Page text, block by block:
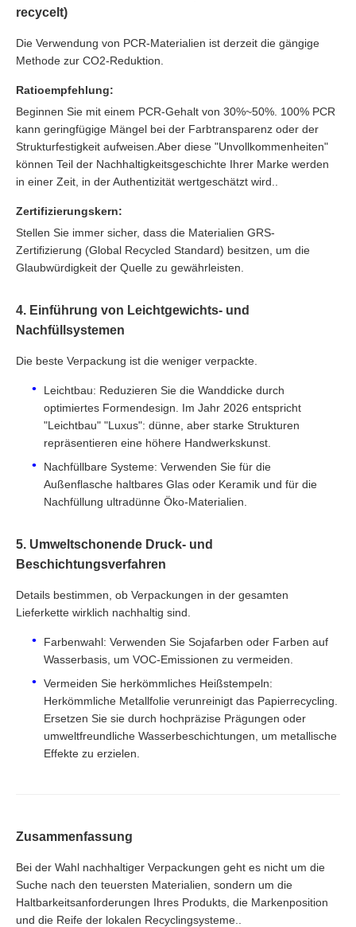
recycelt)
Die Verwendung von PCR-Materialien ist derzeit die gängige
Methode zur CO2-Reduktion.
Ratioempfehlung:
Beginnen Sie mit einem PCR-Gehalt von 30%~50%. 100% PCR
kann geringfügige Mängel bei der Farbtransparenz oder der
Strukturfestigkeit aufweisen.Aber diese "Unvollkommenheiten"
können Teil der Nachhaltigkeitsgeschichte Ihrer Marke werden
in einer Zeit, in der Authentizität wertgeschätzt wird..
Zertifizierungskern:
Stellen Sie immer sicher, dass die Materialien GRS-
Zertifizierung (Global Recycled Standard) besitzen, um die
Glaubwürdigkeit der Quelle zu gewährleisten.
4. Einführung von Leichtgewichts- und
Nachfüllsystemen
Die beste Verpackung ist die weniger verpackte.
Leichtbau: Reduzieren Sie die Wanddicke durch
optimiertes Formendesign. Im Jahr 2026 entspricht
"Leichtbau" "Luxus": dünne, aber starke Strukturen
repräsentieren eine höhere Handwerkskunst.
Nachfüllbare Systeme: Verwenden Sie für die
Außenflasche haltbares Glas oder Keramik und für die
Nachfüllung ultradünne Öko-Materialien.
5. Umweltschonende Druck- und
Beschichtungsverfahren
Details bestimmen, ob Verpackungen in der gesamten
Lieferkette wirklich nachhaltig sind.
Farbenwahl: Verwenden Sie Sojafarben oder Farben auf
Wasserbasis, um VOC-Emissionen zu vermeiden.
Vermeiden Sie herkömmliches Heißstempeln:
Herkömmliche Metallfolie verunreinigt das Papierrecycling.
Ersetzen Sie sie durch hochpräzise Prägungen oder
umweltfreundliche Wasserbeschichtungen, um metallische
Effekte zu erzielen.
Zusammenfassung
Bei der Wahl nachhaltiger Verpackungen geht es nicht um die
Suche nach den teuersten Materialien, sondern um die
Haltbarkeitsanforderungen Ihres Produkts, die Markenposition
und die Reife der lokalen Recyclingsysteme..